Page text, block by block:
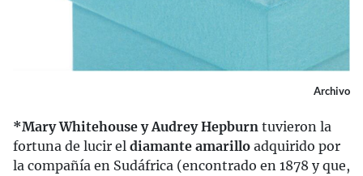
Archivo
*Mary Whitehouse y Audrey Hepburn tuvieron la
fortuna de lucir el diamante amarillo adquirido por
la compañía en Sudáfrica (encontrado en 1878 y que,